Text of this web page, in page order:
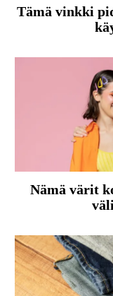
Tämä vinkki
Nämä värit